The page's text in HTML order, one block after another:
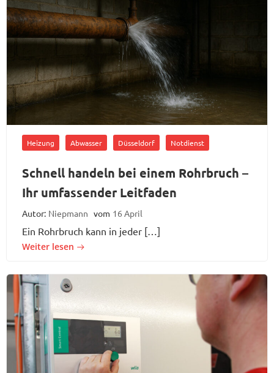
Heizung Abwasser Düsseldorf Notdienst
Schnell handeln bei einem Rohrbruch –
Ihr umfassender Leitfaden
Autor: Niepmann vom 16 April
Ein Rohrbruch kann in jeder […]
Weiter lesen